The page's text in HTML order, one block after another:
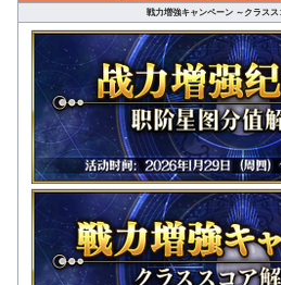
戦力増強キャンペーン ～クラスス